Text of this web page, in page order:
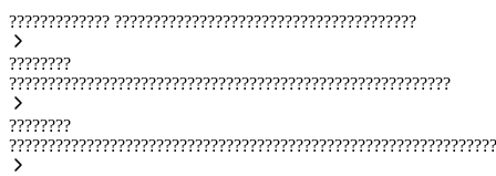
????????????? ???????????????????????????????????????
????????
?????????????????????????????????????????????????????????
????????